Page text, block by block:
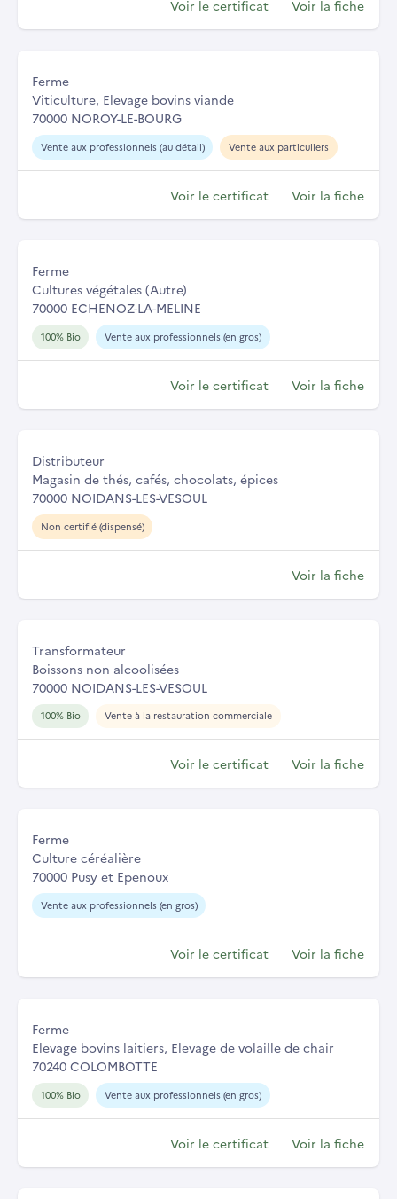
Voir le certificat Voir la fiche
Ferme
Viticulture, Elevage bovins viande
70000 NOROY-LE-BOURG
Vente aux professionnels (au détail) Vente aux particuliers
Voir le certificat Voir la fiche
Ferme
Cultures végétales (Autre)
70000 ECHENOZ-LA-MELINE
100% Bio Vente aux professionnels (en gros)
Voir le certificat Voir la fiche
Distributeur
Magasin de thés, cafés, chocolats, épices
70000 NOIDANS-LES-VESOUL
Non certifié (dispensé)
Voir la fiche
Transformateur
Boissons non alcoolisées
70000 NOIDANS-LES-VESOUL
100% Bio Vente à la restauration commerciale
Voir le certificat Voir la fiche
Ferme
Culture céréalière
70000 Pusy et Epenoux
Vente aux professionnels (en gros)
Voir le certificat Voir la fiche
Ferme
Elevage bovins laitiers, Elevage de volaille de chair
70240 COLOMBOTTE
100% Bio Vente aux professionnels (en gros)
Voir le certificat Voir la fiche